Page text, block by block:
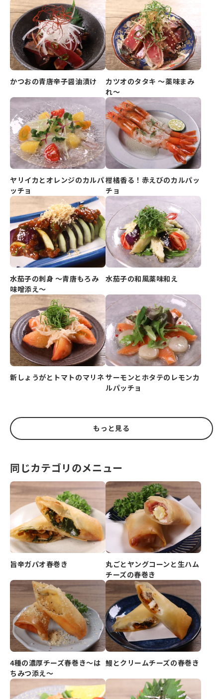
かつおの青唐辛子醤油漬け
カツオのタタキ ～薬味まみ
れ～
ヤリイカとオレンジのカルパ
ッチョ
柑橘香る！赤えびのカルパッ
チョ
水茄子の刺身 ～青唐もろみ
味噌添え～
水茄子の和風薬味和え
新しょうがとトマトのマリネサーモンとホタテのレモンカ
ルパッチョ
もっと見る
同じカテゴリのメニュー
旨辛ガパオ春巻き
丸ごとヤングコーンと生ハム
チーズの春巻き
4種の濃厚チーズ春巻き～は
ちみつ添え～
鰻とクリームチーズの春巻き